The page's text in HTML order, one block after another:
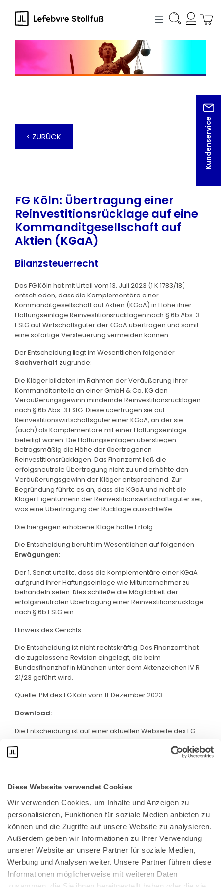
Diese Webseite verwendet Cookies
Wir verwenden Cookies, um Inhalte und Anzeigen zu
personalisieren, Funktionen für soziale Medien anbieten zu
können und die Zugriffe auf unsere Website zu analysieren.
Außerdem geben wir Informationen zu Ihrer Verwendung
unserer Website an unsere Partner für soziale Medien,
Werbung und Analysen weiter. Unsere Partner führen diese
Informationen möglicherweise mit weiteren Daten
springen
Kundenservice
< ZURÜCK
FG Köln: Übertragung einer
Reinvestitionsrücklage auf eine
Kommanditgesellschaft auf
Aktien (KGaA)
Bilanzsteuerrecht
Das FG Köln hat mit Urteil vom 13. Juli 2023 (1 K 1783/18)
entschieden, dass die Komplementäre einer
Kommanditgesellschaft auf Aktien (KGaA) in Höhe ihrer
Haftungseinlage Reinvestitionsrücklagen nach § 6b Abs. 3
EStG auf Wirtschaftsgüter der KGaA übertragen und somit
eine sofortige Versteuerung vermeiden können.
Der Entscheidung liegt im Wesentlichen folgender
Sachverhalt zugrunde:
Die Kläger bildeten im Rahmen der Veräußerung ihrer
Kommanditanteile an einer GmbH & Co. KG den
Veräußerungsgewinn mindernde Reinvestitionsrücklagen
nach § 6b Abs. 3 EStG. Diese übertrugen sie auf
Reinvestitionswirtschaftsgüter einer KGaA, an der sie
(auch) als Komplementäre mit einer Haftungseinlage
beteiligt waren. Die Haftungseinlagen überstiegen
betragsmäßig die Höhe der übertragenen
Reinvestitionsrücklagen. Das Finanzamt ließ die
erfolgsneutrale Übertragung nicht zu und erhöhte den
Veräußerungsgewinn der Kläger entsprechend. Zur
Begründung führte es an, dass die KGaA und nicht die
Kläger Eigentümerin der Reinvestitionswirtschaftsgüter sei,
was eine Übertragung der Rücklage ausschließe.
Die hiergegen erhobene Klage hatte Erfolg.
Die Entscheidung beruht im Wesentlichen auf folgenden
Erwägungen:
Der 1. Senat urteilte, dass die Komplementäre einer KGaA
aufgrund ihrer Haftungseinlage wie Mitunternehmer zu
behandeln seien. Dies schließe die Möglichkeit der
erfolgsneutralen Übertragung einer Reinvestitionsrücklage
nach § 6b EStG ein.
Hinweis des Gerichts:
Die Entscheidung ist nicht rechtskräftig. Das Finanzamt hat
die zugelassene Revision eingelegt, die beim
Bundesfinanzhof in München unter dem Aktenzeichen IV R
21/23 geführt wird.
Quelle: PM des FG Köln vom 11. Dezember 2023
Download:
Die Entscheidung ist auf einer aktuellen Webseite des FG
Bundeskanzlerplatz 2
53113 Bonn